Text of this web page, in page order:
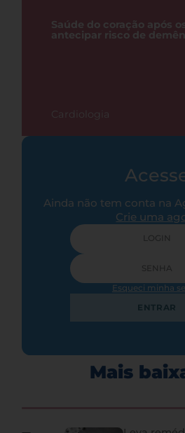
Saúde do coração após
antecipar risco de
Cardiologia
Ainda não tem conta na
Crie uma
Esqueci minha
ENTRAR
Mais